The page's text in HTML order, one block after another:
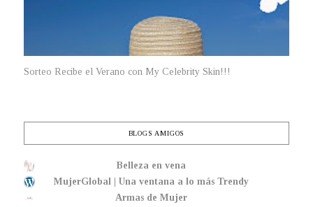
Sorteo Recibe el Verano con My Celebrity Skin!!!
BLOGS AMIGOS
Belleza en vena
MujerGlobal | Una ventana a lo más Trendy
Armas de Mujer